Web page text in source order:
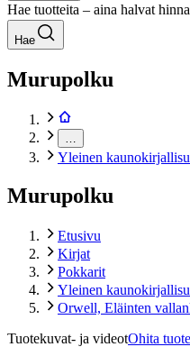
Hae tuotteita – aina halvat
Hae
Murupolku
Yleinen
Murupolku
Etusivu
Kirjat
Pokkarit
Yleinen
Orwell, Eläinten
Tuotekuvat- ja videotOhita